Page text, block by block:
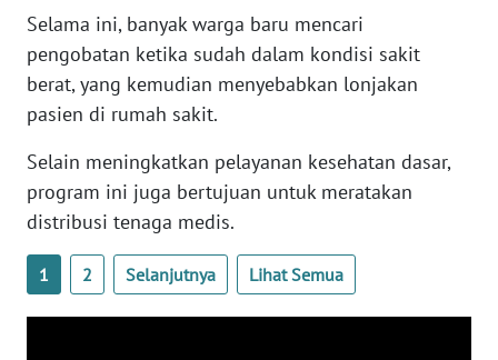
Selama ini, banyak warga baru mencari
pengobatan ketika sudah dalam kondisi sakit
berat, yang kemudian menyebabkan lonjakan
pasien di rumah sakit.
Selain meningkatkan pelayanan kesehatan dasar,
program ini juga bertujuan untuk meratakan
distribusi tenaga medis.
1 2 Selanjutnya Lihat Semua
BARAT
WN
RIAU
WN
SERAMBI
WN
JAMBI